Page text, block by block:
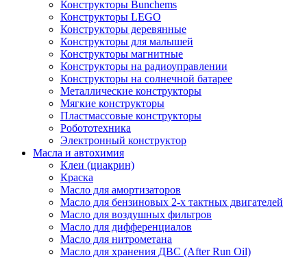
Конструкторы Bunchems
Конструкторы LEGO
Конструкторы деревянные
Конструкторы для малышей
Конструкторы магнитные
Конструкторы на радиоуправлении
Конструкторы на солнечной батарее
Металлические конструкторы
Мягкие конструкторы
Пластмассовые конструкторы
Робототехника
Электронный конструктор
Масла и автохимия
Клеи (циакрин)
Краска
Масло для амортизаторов
Масло для бензиновых 2-х тактных двигателей
Масло для воздушных фильтров
Масло для дифференциалов
Масло для нитрометана
Масло для хранения ДВС (After Run Oil)